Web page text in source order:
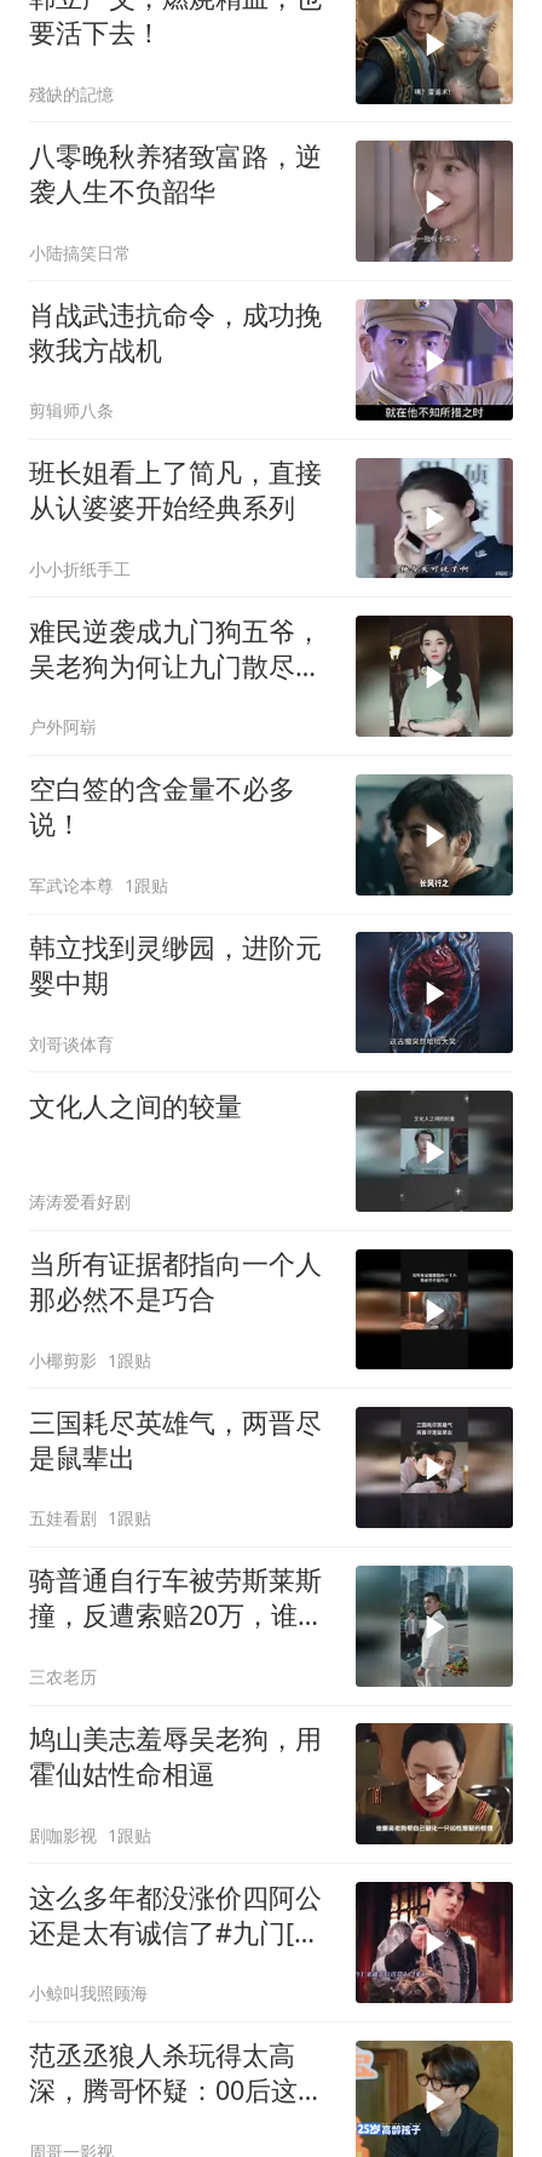
要活下去！
殘缺的記憶
八零晚秋养猪致富路，逆
袭人生不负韶华
小陆搞笑日常
肖战武违抗命令，成功挽
救我方战机
剪辑师八条
班长姐看上了简凡，直接
从认婆婆开始经典系列
小小折纸手工
难民逆袭成九门狗五爷，
吴老狗为何让九门散尽家
户外阿崭
空白签的含金量不必多
说！
军武论本尊 1跟贴
韩立找到灵缈园，进阶元
婴中期
刘哥谈体育
文化人之间的较量
涛涛爱看好剧
当所有证据都指向一个人
那必然不是巧合
小椰剪影 1跟贴
三国耗尽英雄气，两晋尽
是鼠辈出
五娃看剧 1跟贴
骑普通自行车被劳斯莱斯
撞，反遭索赔20万，谁知
三农老历
鸠山美志羞辱吴老狗，用
霍仙姑性命相逼
剧咖影视 1跟贴
这么多年都没涨价四阿公
还是太有诚信了#九门[话
小鲸叫我照顾海
范丞丞狼人杀玩得太高
深，腾哥怀疑：00后这么
周哥一影视